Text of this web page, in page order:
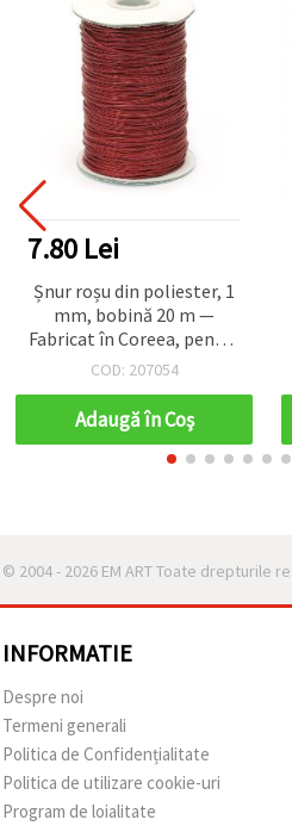
7.80 Lei
Șnur roșu din poliester, 1
mm, bobină 20 m —
Fabricat în Coreea, pentru
bijuterii, mărgelit,
hobby
COD: 207054
Adaugă în Coş
© 2004 - 2026 EM ART Toate drepturile
INFORMATIE
Despre noi
Termeni generali
Politica de Confidențialitate
Politica de utilizare cookie-uri
Program de loialitate